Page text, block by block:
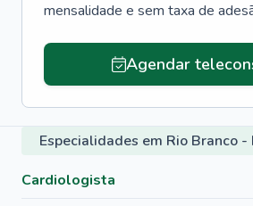
mensalidade e sem taxa de
Agendar
Especialidades em Rio Branco -
Cardiologista